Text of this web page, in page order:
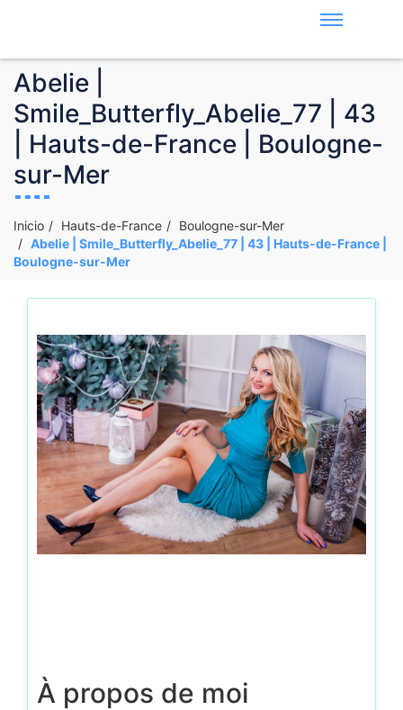
Abelie |
Smile_Butterfly_Abelie_77 | 43
| Hauts-de-France | Boulogne-
sur-Mer
Inicio Hauts-de-France
Boulogne-sur-Mer
Abelie | Smile_Butterfly_Abelie_77 | 43 | Hauts-de-France |
Boulogne-sur-Mer
À propos de moi